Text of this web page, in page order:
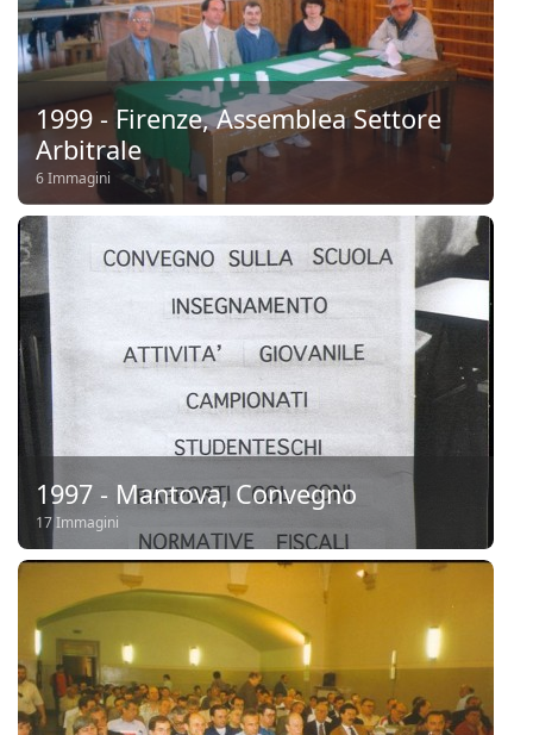
1999 - Firenze, Assemblea Settore
Arbitrale
6 Immagini
1997 - Mantova, Convegno
17 Immagini